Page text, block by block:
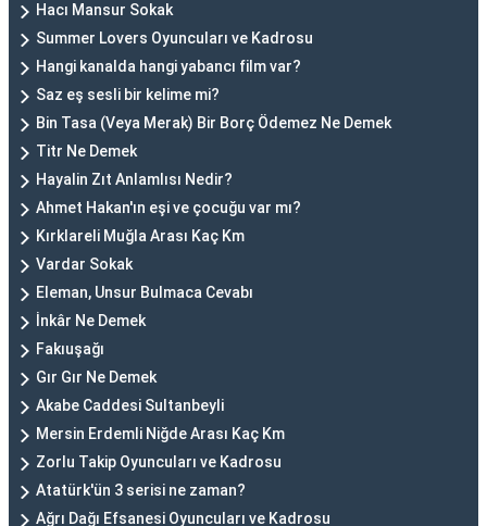
Hacı Mansur Sokak
Summer Lovers Oyuncuları ve Kadrosu
Hangi kanalda hangi yabancı film var?
Saz eş sesli bir kelime mi?
Bin Tasa (Veya Merak) Bir Borç Ödemez Ne Demek
Titr Ne Demek
Hayalin Zıt Anlamlısı Nedir?
Ahmet Hakan'ın eşi ve çocuğu var mı?
Kırklareli Muğla Arası Kaç Km
Vardar Sokak
Eleman, Unsur Bulmaca Cevabı
İnkâr Ne Demek
Fakıuşağı
Gır Gır Ne Demek
Akabe Caddesi Sultanbeyli
Mersin Erdemli Niğde Arası Kaç Km
Zorlu Takip Oyuncuları ve Kadrosu
Atatürk'ün 3 serisi ne zaman?
Ağrı Dağı Efsanesi Oyuncuları ve Kadrosu